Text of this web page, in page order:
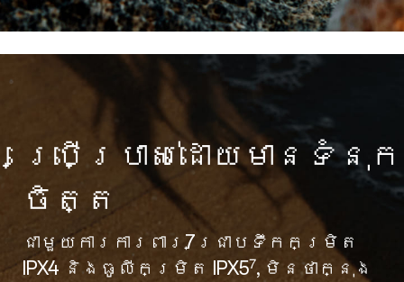
ប្រើប្រាស់ដោយមានទំនុក
ចិត្ត
ជាមួយការការពារ7ជ្រាបទឹកកម្រិត
IPX4 និងធូលីកម្រិត IPX57, មិនថាក្នុង